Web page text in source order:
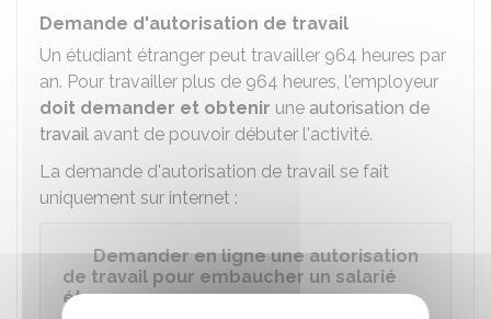
Demande d'autorisation de travail
Un étudiant étranger peut travailler 964 heures par
an. Pour travailler plus de 964 heures, l'employeur
doit demander et obtenir une autorisation de
travail avant de pouvoir débuter l'activité.
La demande d'autorisation de travail se fait
uniquement sur internet :
Demander en ligne une autorisation
de travail pour embaucher un salarié
étranger